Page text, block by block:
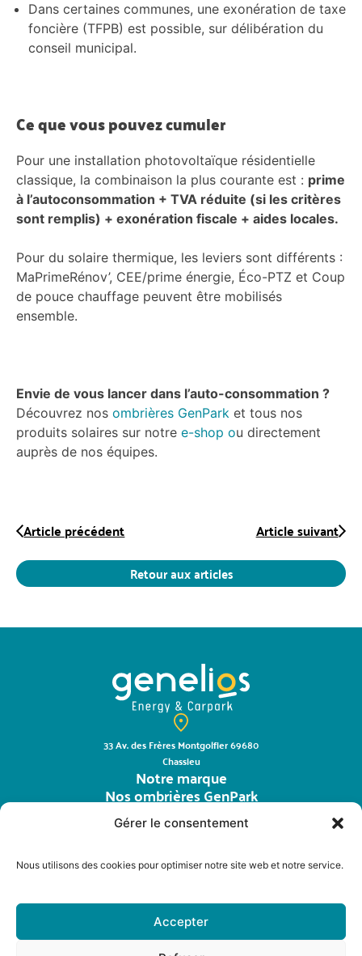
Gérer le consentement
Nous utilisons des cookies pour optimiser notre site web et notre service.
Accepter
Dans certaines communes, une exonération de taxe
foncière (TFPB) est possible, sur délibération du
conseil municipal.
Ce que vous pouvez cumuler
Pour une installation photovoltaïque résidentielle
classique, la combinaison la plus courante est : prime
à l’autoconsommation + TVA réduite (si les critères
sont remplis) + exonération fiscale + aides locales.
Pour du solaire thermique, les leviers sont différents :
MaPrimeRénov’, CEE/prime énergie, Éco-PTZ et Coup
de pouce chauffage peuvent être mobilisés
ensemble.
Envie de vous lancer dans l’auto-consommation ?
Découvrez nos ombrières GenPark et tous nos
produits solaires sur notre e-shop ou directement
auprès de nos équipes.
Article précédent Article suivant
Retour aux articles
33 Av. des Frères Montgolfier 69680
Chassieu
Notre marque
Nos ombrières GenPark
La distribution
Contact
E-shop
Suivez-nous sur